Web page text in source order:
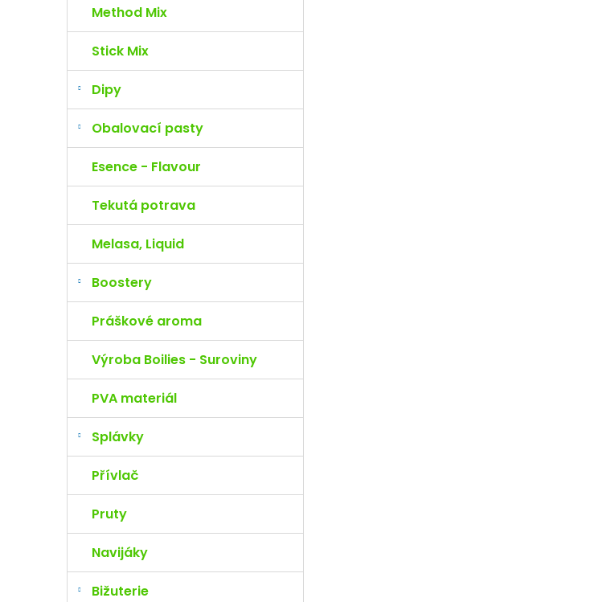
Method Mix
Stick Mix
Dipy
Obalovací pasty
Esence - Flavour
Tekutá potrava
Melasa, Liquid
Boostery
Práškové aroma
Výroba Boilies - Suroviny
PVA materiál
Splávky
Přívlač
Pruty
Navijáky
Bižuterie